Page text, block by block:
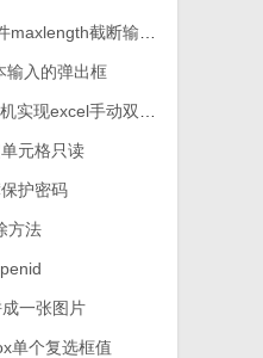
输入的弹出框
元格只读
护密码
方法
一张图片
单个复选框值